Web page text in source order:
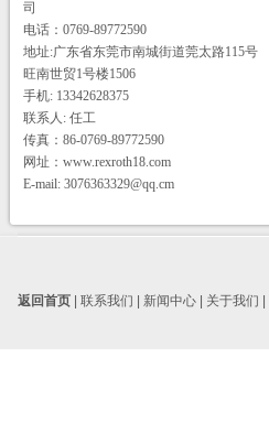
司
电话：0769-89772590
地址:广东省东莞市南城街道莞太路115号
旺南世贸1号楼1506
手机: 13342628375
联系人: 任工
传真：86-0769-89772590
网址：www.rexroth18.com
E-mail: 3076363329@qq.cm
返回首页 联系我们 新闻中心 关于我们